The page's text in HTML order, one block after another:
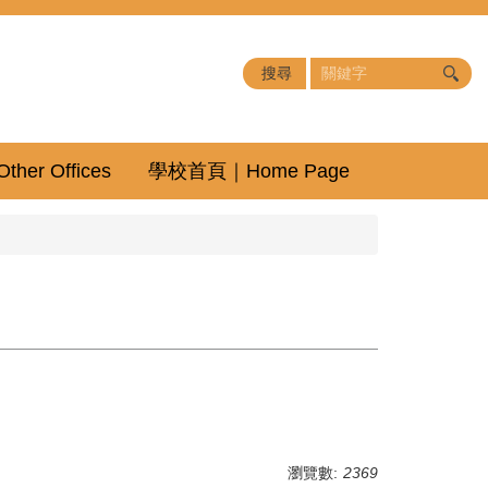
Offices 學校首頁｜Home Page
瀏覽數: 2369